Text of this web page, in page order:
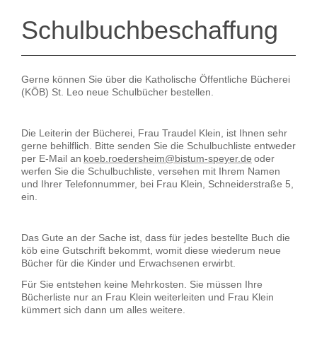
Schulbuchbeschaffung
Gerne können Sie über die Katholische Öffentliche Bücherei
(KÖB) St. Leo neue Schulbücher bestellen.
Die Leiterin der Bücherei, Frau Traudel Klein, ist Ihnen sehr
gerne behilflich. Bitte senden Sie die Schulbuchliste entweder
per E-Mail an koeb.roedersheim@bistum-speyer.de oder
werfen Sie die Schulbuchliste, versehen mit Ihrem Namen
und Ihrer Telefonnummer, bei Frau Klein, Schneiderstraße 5,
ein.
Das Gute an der Sache ist, dass für jedes bestellte Buch die
köb eine Gutschrift bekommt, womit diese wiederum neue
Bücher für die Kinder und Erwachsenen erwirbt.
Für Sie entstehen keine Mehrkosten. Sie müssen Ihre
Bücherliste nur an Frau Klein weiterleiten und Frau Klein
kümmert sich dann um alles weitere.